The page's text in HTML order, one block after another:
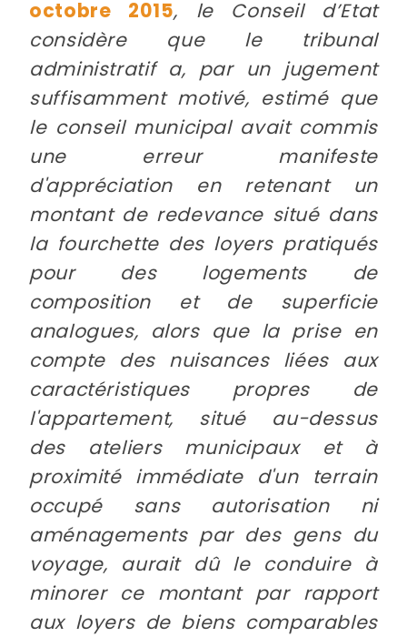
octobre 2015, le Conseil d’Etat
considère que le tribunal
administratif a, par un jugement
suffisamment motivé, estimé que
le conseil municipal avait commis
une erreur manifeste
d'appréciation en retenant un
montant de redevance situé dans
la fourchette des loyers pratiqués
pour des logements de
composition et de superficie
analogues, alors que la prise en
compte des nuisances liées aux
caractéristiques propres de
l'appartement, situé au-dessus
des ateliers municipaux et à
proximité immédiate d'un terrain
occupé sans autorisation ni
aménagements par des gens du
voyage, aurait dû le conduire à
minorer ce montant par rapport
aux loyers de biens comparables